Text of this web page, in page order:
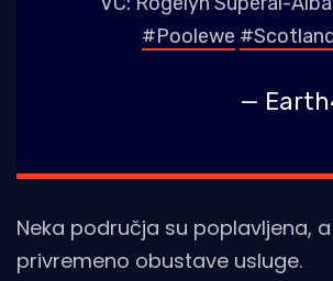
#Poolewe
—
Neka područja su poplavljena,
privremeno obustave usluge.